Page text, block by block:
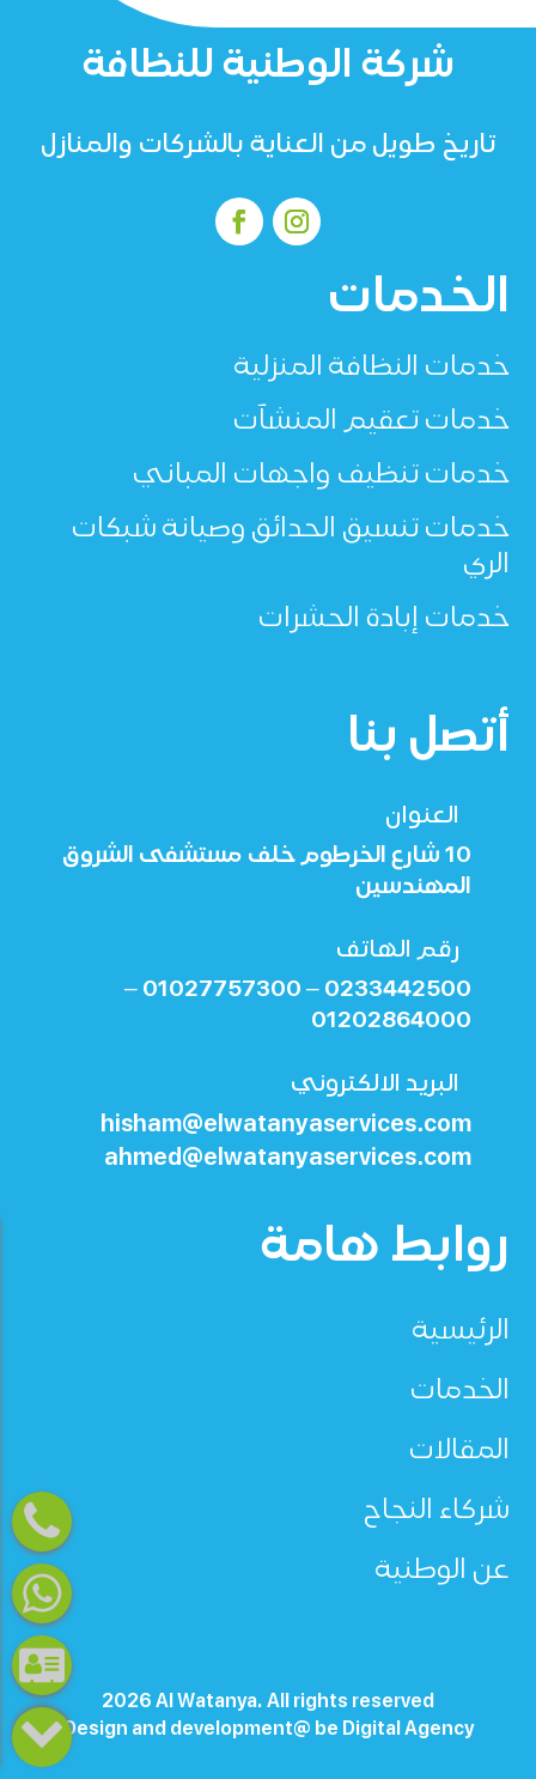
روابط هامة
الرئيسية
الخدمات
المقالات
شركاء النجاح
عن الوطنية
أتصل بنا
العنوان
10 شارع الخرطوم خلف مستشفى الشروق
المهندسين
رقم الهاتف
0233442500 –
01027757300 –
01202864000
البريد الالكتروني
hisham@elwatanyaservices.com
ahmed@elwatanyaservices.com
الخدمات
خدمات النظافة المنزلية
خدمات تعقيم المنشآت
خدمات تنظيف واجهات المباني
خدمات تنسيق الحدائق وصيانة شبكات
الري
خدمات إبادة الحشرات
شركة الوطنية للنظافة
تاريخ طويل من العناية بالشركات والمنازل
Design and development@ be Digital Agency
2026 Al Watanya. All rights reserved